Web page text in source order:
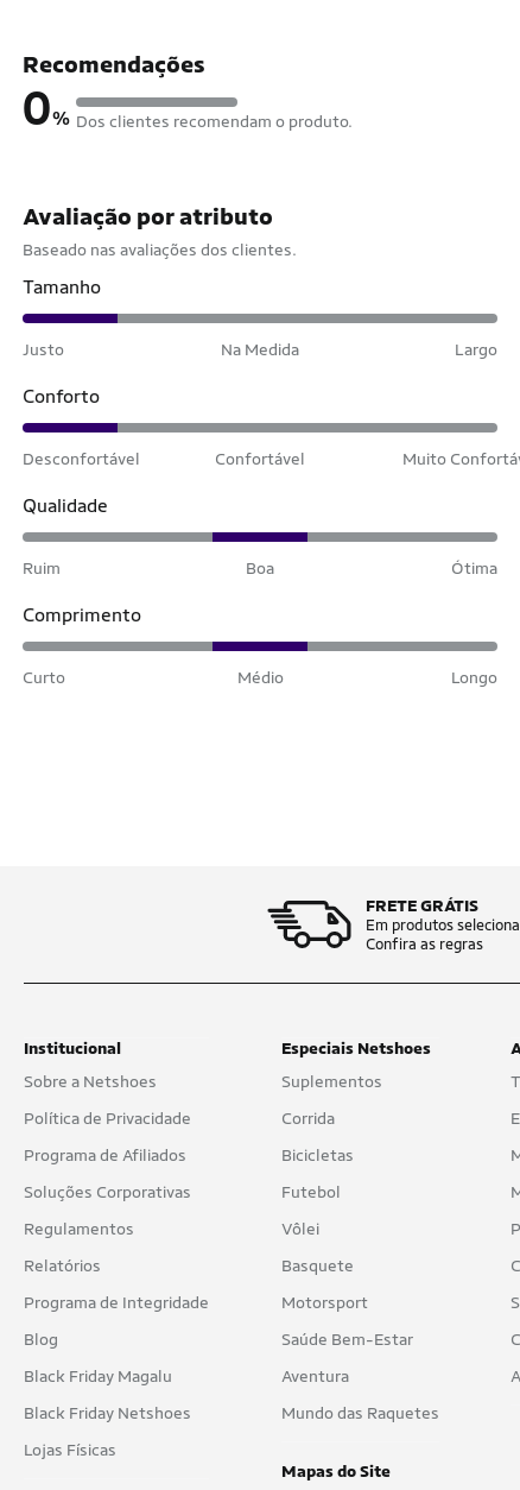
Recomendações
0% Dos clientes recomendam o produto.
Avaliação por atributo
Baseado nas avaliações dos clientes.
Tamanho
Justo Na Medida Largo
Conforto
Desconfortável Confortável Muito
Qualidade
Ruim Boa Ótima
Comprimento
Curto Médio Longo
FRETE GRÁTIS
Em produtos
Confira as regras
Institucional
Sobre a Netshoes
Política de Privacidade
Programa de Afiliados
Soluções Corporativas
Regulamentos
Relatórios
Programa de Integridade
Blog
Black Friday Magalu
Black Friday Netshoes
Lojas Físicas
Especiais Netshoes
Suplementos
Corrida
Bicicletas
Futebol
Vôlei
Basquete
Motorsport
Saúde Bem-Estar
Aventura
Mundo das Raquetes
Mapas do Site